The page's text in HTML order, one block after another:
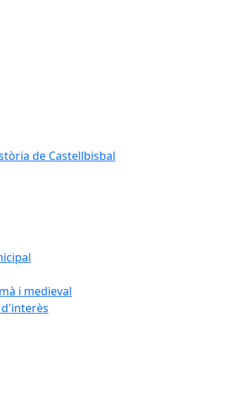
de Castellbisbal
i medieval